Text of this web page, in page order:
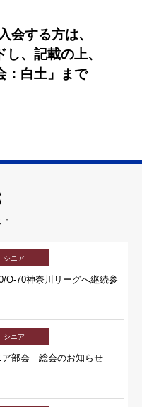
する方は、
し、記載の上、
白土」まで
シニア
70神奈川リーグへ継続参
シニア
部会 総会のお知らせ